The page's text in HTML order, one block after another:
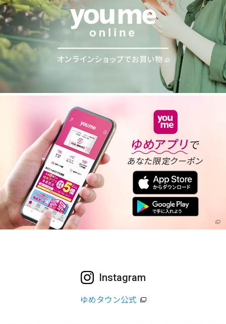
Instagram
ゆめタウン公式